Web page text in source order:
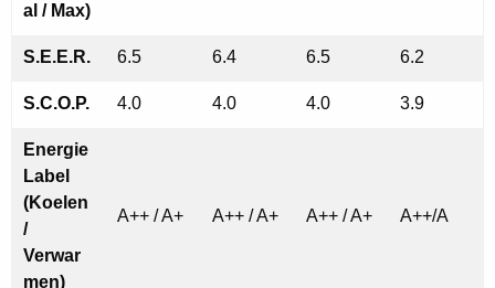
al / Max)
S.E.E.R. 6.5 6.4 6.5 6.2
S.C.O.P. 4.0 4.0 4.0 3.9
Energie
Label
(Koelen
/
Verwar
men)
A++ / A+ A++ / A+ A++ / A+ A++/A